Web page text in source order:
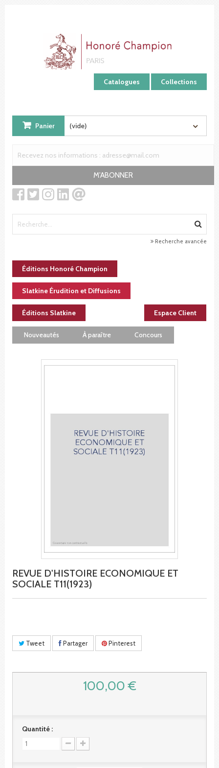
Catalogues Collections
Panier (vide)
M'ABONNER
Recherche avancée
Éditions Honoré Champion
Slatkine Érudition et Diffusions
Éditions Slatkine Espace Client
Nouveautés À paraître Concours
REVUE D'HISTOIRE ECONOMIQUE ET
SOCIALE T11(1923)
Tweet Partager Pinterest
100,00 €
Quantité :